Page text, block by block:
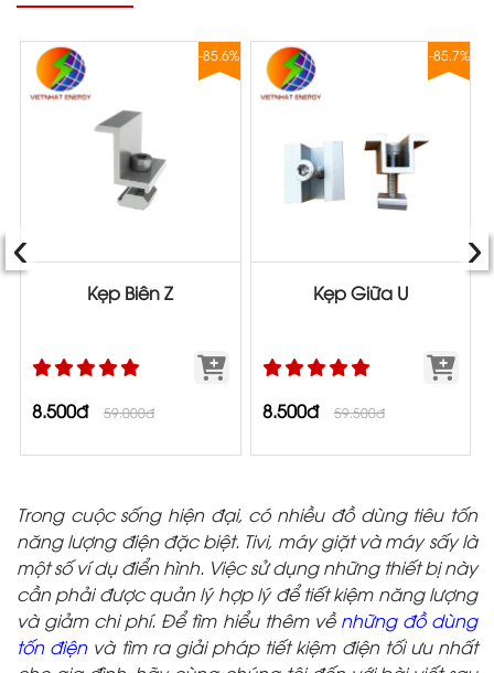
-85.6%
Kẹp Biên Z
8.500đ 59.000đ
-85.7%
Kẹp Giữa U
8.500đ 59.500đ
‹ ›
Trong cuộc sống hiện đại, có nhiều đồ dùng tiêu tốn
năng lượng điện đặc biệt. Tivi, máy giặt và máy sấy là
một số ví dụ điển hình. Việc sử dụng những thiết bị này
cần phải được quản lý hợp lý để tiết kiệm năng lượng
và giảm chi phí. Để tìm hiểu thêm về những đồ dùng
tốn điện và tìm ra giải pháp tiết kiệm điện tối ưu nhất